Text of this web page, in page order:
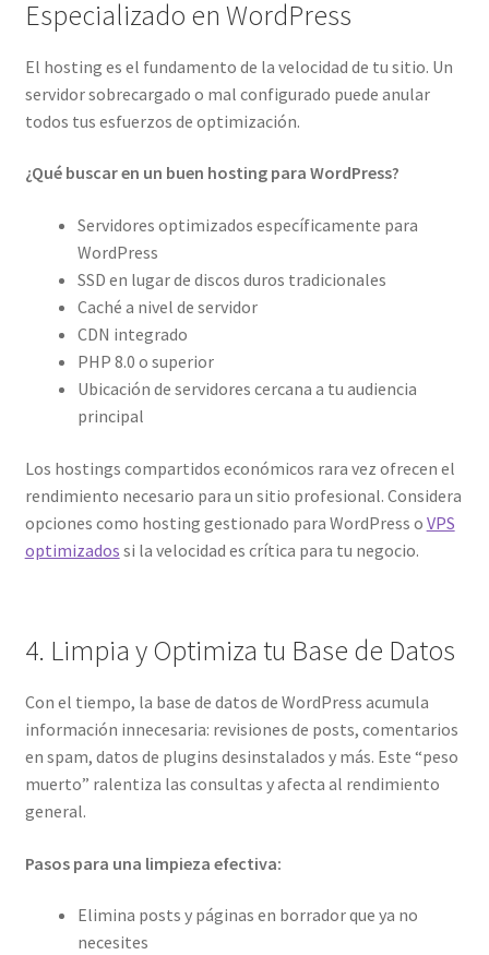
Especializado en WordPress
El hosting es el fundamento de la velocidad de tu sitio. Un
servidor sobrecargado o mal configurado puede anular
todos tus esfuerzos de optimización.
¿Qué buscar en un buen hosting para WordPress?
Servidores optimizados específicamente para
WordPress
SSD en lugar de discos duros tradicionales
Caché a nivel de servidor
CDN integrado
PHP 8.0 o superior
Ubicación de servidores cercana a tu audiencia
principal
Los hostings compartidos económicos rara vez ofrecen el
rendimiento necesario para un sitio profesional. Considera
opciones como hosting gestionado para WordPress o VPS
optimizados si la velocidad es crítica para tu negocio.
4. Limpia y Optimiza tu Base de Datos
Con el tiempo, la base de datos de WordPress acumula
información innecesaria: revisiones de posts, comentarios
en spam, datos de plugins desinstalados y más. Este “peso
muerto” ralentiza las consultas y afecta al rendimiento
general.
Pasos para una limpieza efectiva:
Elimina posts y páginas en borrador que ya no
necesites